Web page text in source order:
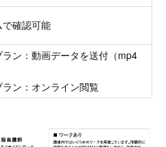
で確認可能
ラン：動画データを送付（mp4
ラン：オンライン閲覧